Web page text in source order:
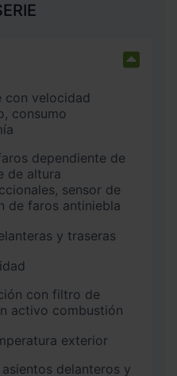
consumo
de altura
sensor de
de faros antiniebla
y traseras
activo combustión
exterior